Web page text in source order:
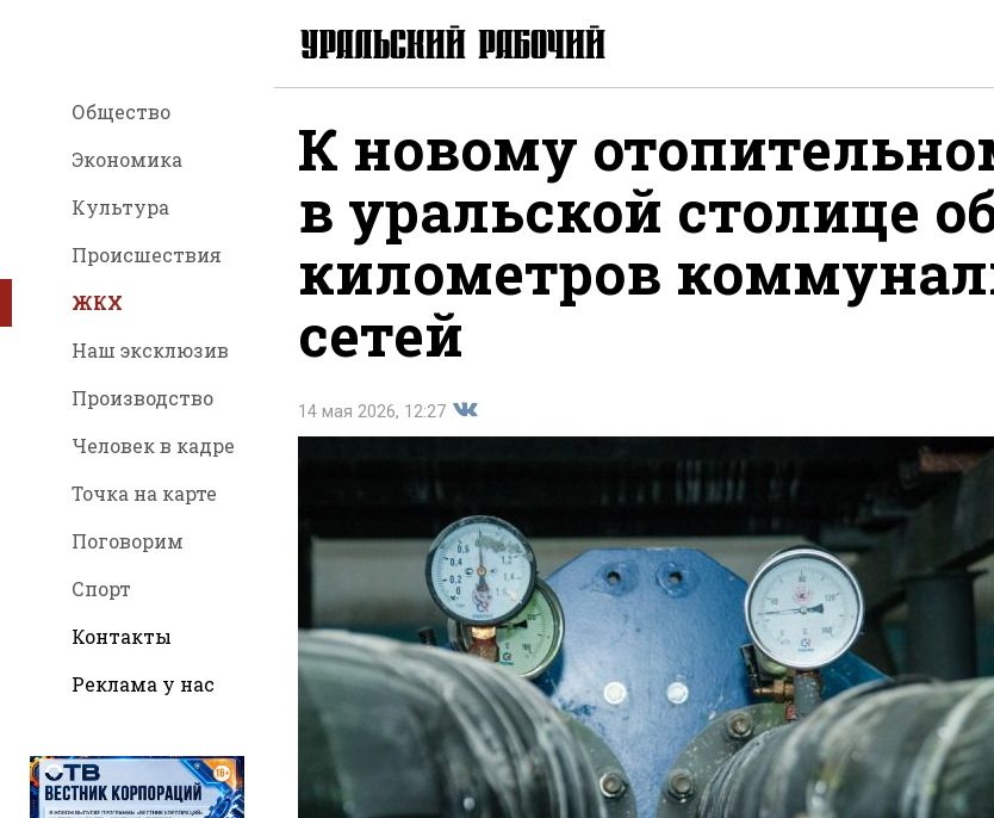
Общество
Экономика
Культура
Происшествия
ЖКХ
Наш эксклюзив
Производство
Человек в кадре
Точка на карте
Поговорим
Спорт
Контакты
Реклама у нас
К новому
в уральской столице
километров
сетей
14 мая 2026, 12:27
во